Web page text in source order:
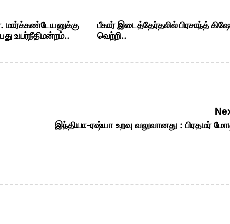
மார்க்கண்டேயனுக்கு
உயர்நீதிமன்றம்..
பீகார் இடைத்தேர்தலில் பிரசாந்த்
வெற்றி..
இந்தியா-ரஷ்யா உறவு வலுவானது : பிரதமர்